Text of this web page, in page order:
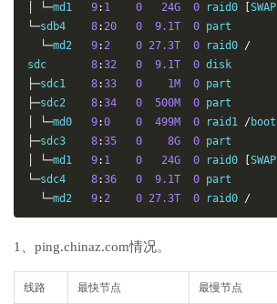
└─md1 9: 1 0 24G 0 raid0 SWAP
└─sdb4 8:20 0 9.1T 0 part
└─md2 9:2 0 27.3T 0 raid0 /
sdc 8:32 0 9.1T 0
├─sdc1 8:33 0 1M 0
├─sdc2 8:34 0 500M 0
└─md0 9:0 0 499M 0 raid1 /
├─sdc3 8:35 0 8G 0
└─md1 9: 1 0 24G 0 raid0 SWAP
└─sdc4 8:36 0 9.1T 0 part
└─md2 9:2 0 27.3T 0 raid0 /
1、ping.chinaz.com情况。
线路 最快节点 最慢节点